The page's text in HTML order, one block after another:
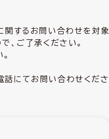
関するお問い合わせを対象
、ご了承ください。
話にてお問い合わせくださ